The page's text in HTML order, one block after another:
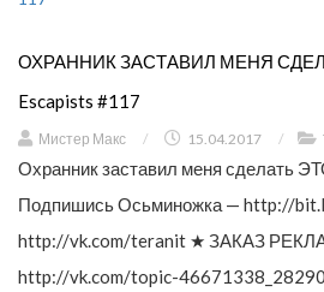
ОХРАННИК ЗАСТАВИЛ МЕНЯ
Escapists #117
Мистер Макс / 15.04.2017 /
Охранник заставил меня сделать
Подпишись Осьминожка — http://
http://vk.com/teranit ★ ЗАКАЗ
http://vk.com/topic-